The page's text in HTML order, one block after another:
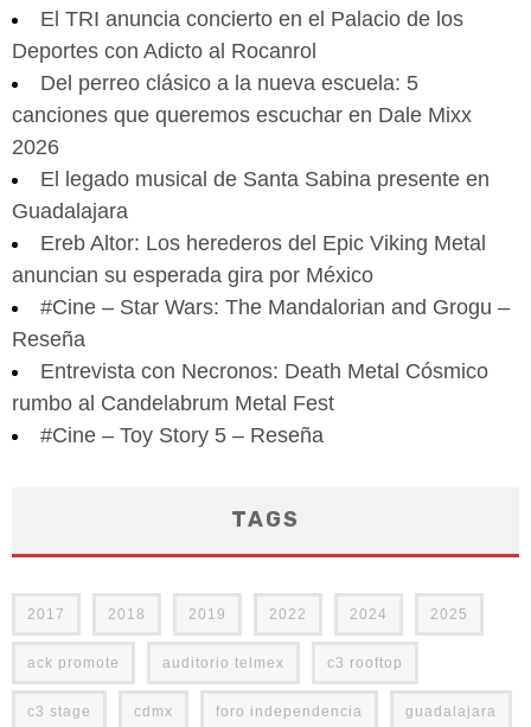
El TRI anuncia concierto en el Palacio de los
Deportes con Adicto al Rocanrol
Del perreo clásico a la nueva escuela: 5
canciones que queremos escuchar en Dale Mixx
2026
El legado musical de Santa Sabina presente en
Guadalajara
Ereb Altor: Los herederos del Epic Viking Metal
anuncian su esperada gira por México
#Cine – Star Wars: The Mandalorian and Grogu –
Reseña
Entrevista con Necronos: Death Metal Cósmico
rumbo al Candelabrum Metal Fest
#Cine – Toy Story 5 – Reseña
TAGS
2017 2018 2019 2022 2024 2025
ack promote auditorio telmex c3 rooftop
c3 stage cdmx foro independencia guadalajara